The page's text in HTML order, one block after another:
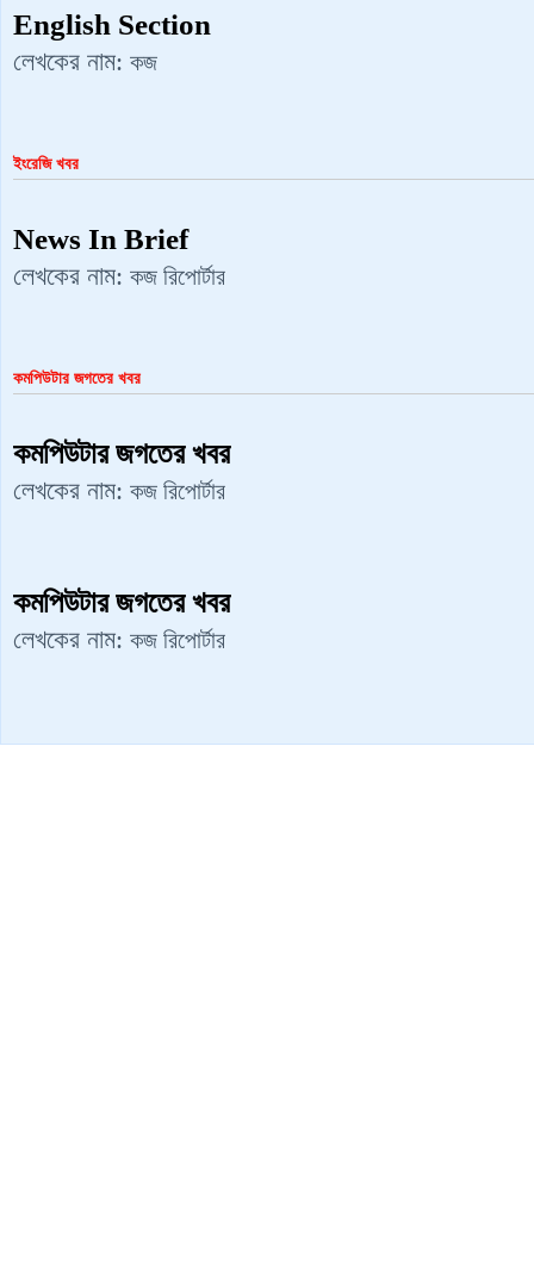
English Section
লেখকের নাম: কজ
ইংরেজি খবর
News In Brief
লেখকের নাম: কজ রিপোর্টার
কমপিউটার জগতের খবর
কমপিউটার জগতের খবর
লেখকের নাম: কজ রিপোর্টার
কমপিউটার জগতের খবর
লেখকের নাম: কজ রিপোর্টার